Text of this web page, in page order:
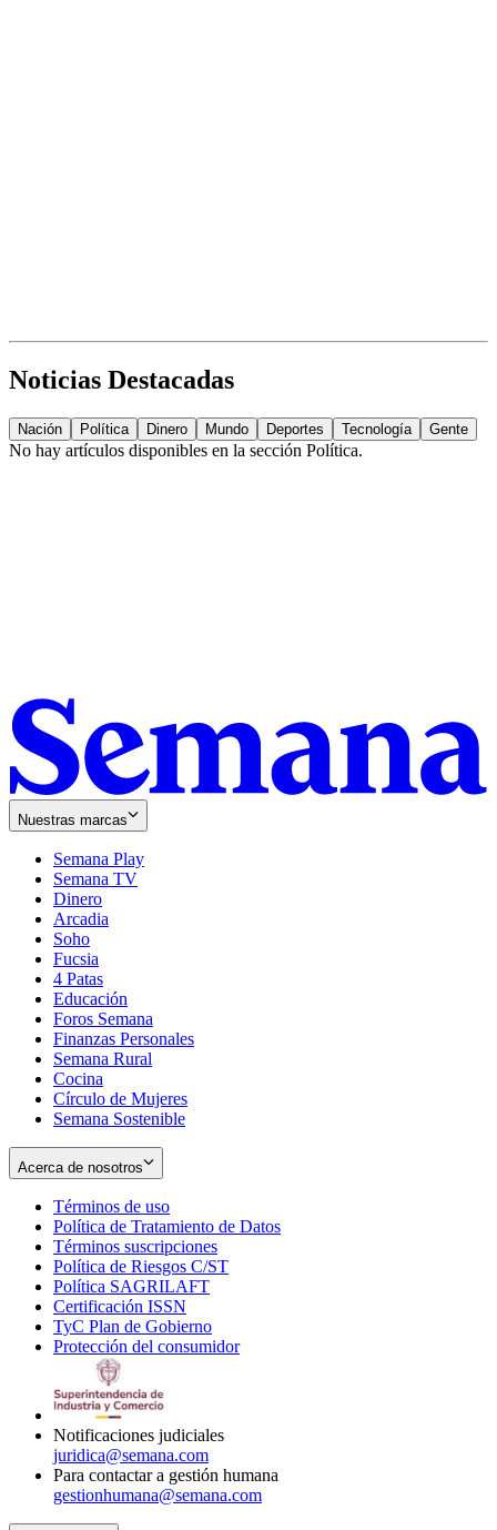
Noticias Destacadas
Nación Política Dinero Mundo Deportes Tecnología Gente
No hay artículos disponibles en la sección Política.
Nuestras marcas
Semana Play
Semana TV
Dinero
Arcadia
Soho
in
new
window
Fucsia
in
new
window
4 Patas
Educación
Foros Semana
Finanzas Personales
Semana Rural
Cocina
Círculo de Mujeres
Semana Sostenible
Acerca de nosotros
Términos de uso
in
new
window
Política de Tratamiento de Datos
Términos suscripciones
in
Política de Riesgos C/ST
Política SAGRILAFT
new
window
Certificación ISSN
in
new
TyC Plan de Gobierno
in
Protección del consumidorOpens
Notificaciones judiciales
juridica@semana.com
Para contactar a gestión humana
gestionhumana@semana.com